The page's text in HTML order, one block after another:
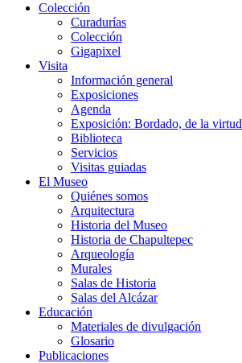
Colección
Curadurías
Colección
Gigapixel
Visita
Información general
Exposiciones
Agenda
Exposición: Bordado, de la virtud
Biblioteca
Servicios
Visitas guiadas
El Museo
Quiénes somos
Arquitectura
Historia del Museo
Historia de Chapultepec
Arqueología
Murales
Salas de Historia
Salas del Alcázar
Educación
Materiales de divulgación
Glosario
Publicaciones